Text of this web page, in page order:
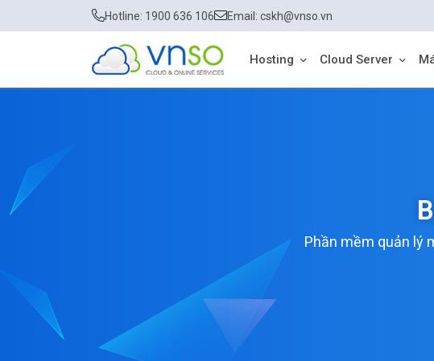
Hotline: 1900 636 106 Email: cskh@vnso.vn
Hosting Cloud Server
Phần mềm quản lý